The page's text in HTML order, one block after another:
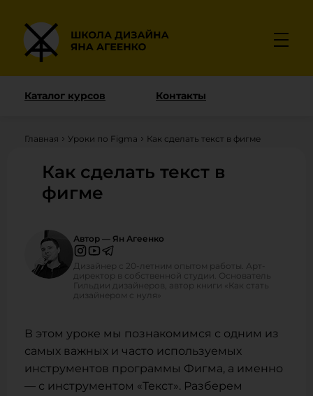
Каталог курсов Контакты
Главная Уроки по Figma Как сделать текст в фигме
Как сделать текст в
фигме
Автор — Ян Агеенко
Дизайнер с 20-летним опытом работы. Арт-
директор в собственной студии. Основатель
Гильдии дизайнеров, автор книги «Как стать
дизайнером с нуля»
В этом уроке мы познакомимся с одним из
самых важных и часто используемых
инструментов программы Фигма, а именно
— с инструментом «Текст». Разберем